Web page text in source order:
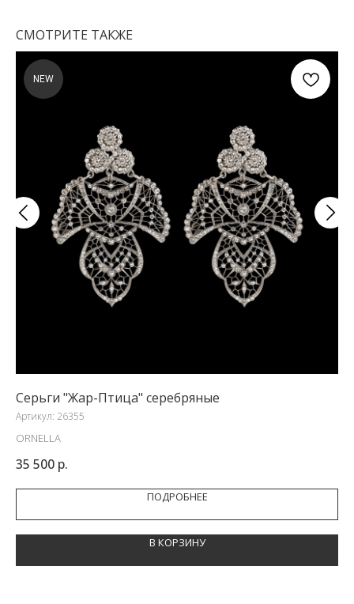
СМОТРИТЕ ТАКЖЕ
NEW
Серьги "Жар-Птица" серебряные
Артикул: 26355
ORNELLA
35 500 р.
ПОДРОБНЕЕ
В КОРЗИНУ